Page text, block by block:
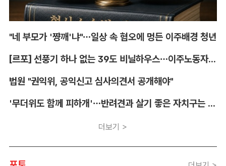
"네 부모가 '쨩깨'냐"…일상 속 혐오에 멍든 이주배경 청년
[르포] 선풍기 하나 없는 39도 비닐하우스…이주노동자의 '악몽같은 폭염'
법원 "권익위, 공익신고 심사의견서 공개해야"
'무더위도 함께 피하개'…반려견과 살기 좋은 자치구는 어디
더보기 >